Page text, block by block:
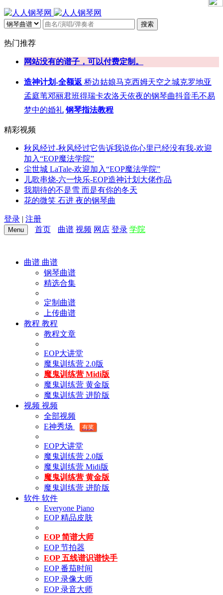
搜索
热门推荐
网站没有的谱子，可以付费定制。
造神计划-全额返 桥边姑娘马克西姆天空之城克罗地亚
孟庭苇邓丽君班得瑞卡农洛天依夜的钢琴曲抖音毛不易
梦中的婚礼 钢琴指法教程
精彩视频
秋风经过-秋风经过它告诉我说你心里已经没有我-欢迎
加入“EOP魔法学院”
尘世城 LaTale-欢迎加入“EOP魔法学院”
儿歌串烧-六一快乐-EOP造神计划大佬作品
我期待的不是雪 而是有你的冬天
花的微笑 石进 夜的钢琴曲
登录 | 注册
Menu 首页 曲谱 视频 网店 登录 学院
曲谱 曲谱
钢琴曲谱
精选合集
定制曲谱
上传曲谱
教程 教程
教程文章
EOP大讲堂
魔鬼训练营 2.0版
魔鬼训练营 Midi版
魔鬼训练营 黄金版
魔鬼训练营 进阶版
视频 视频
全部视频
E神秀场
有奖
EOP大讲堂
魔鬼训练营 2.0版
魔鬼训练营 Midi版
魔鬼训练营 黄金版
魔鬼训练营 进阶版
软件 软件
Everyone Piano
EOP 精品皮肤
EOP 简谱大师
EOP 节拍器
EOP 五线谱识谱快手
EOP 番茄时间
EOP 录像大师
EOP 录音大师